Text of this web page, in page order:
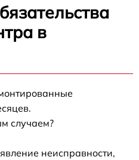
в
случаем?
неисправности,